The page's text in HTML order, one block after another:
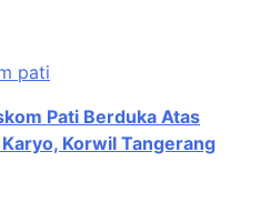
Pati Berduka Atas
Korwil Tangerang